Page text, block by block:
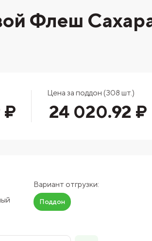
Флеш
₽
Цена за поддон (308 шт.)
24 020.92 ₽
Вариант отгрузки:
Поддон